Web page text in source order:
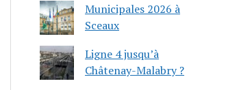
Municipales 2026 à
Sceaux
Ligne 4 jusqu’à
Châtenay-Malabry ?